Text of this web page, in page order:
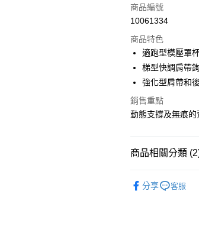
信用卡一次付款
運送方式
宅配
每筆NT$100，滿
商品編號
10061334
商品特色
適跑型模壓罩
梯型快調肩帶
強化型肩帶和
銷售重點
動態支撐及無痕
商品相關分類
分享 客服